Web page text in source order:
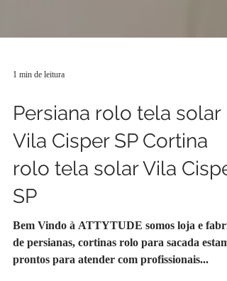
Persiana rolo tela solar
Vila Cisper SP Cortina
rolo tela solar Vila Cisper
SP
Bem Vindo à ATTYTUDE somos loja e